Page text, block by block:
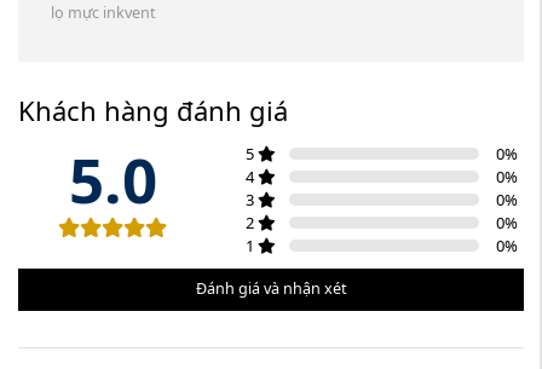
lọ mực inkvent
Khách hàng đánh giá
5.0 5 0%
4
0%
3
0%
2
0%
1
0%
Đánh giá và nhận xét